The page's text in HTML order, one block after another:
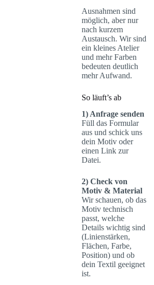
Ausnahmen sind
möglich, aber nur
nach kurzem
Austausch. Wir sind
ein kleines Atelier
und mehr Farben
bedeuten deutlich
mehr Aufwand.
So läuft’s ab
1) Anfrage senden
Füll das Formular
aus und schick uns
dein Motiv oder
einen Link zur
Datei.
2) Check von
Motiv & Material
Wir schauen, ob das
Motiv technisch
passt, welche
Details wichtig sind
(Linienstärken,
Flächen, Farbe,
Position) und ob
dein Textil geeignet
ist.